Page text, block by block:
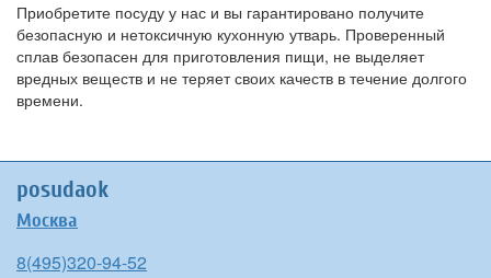
Приобретите посуду у нас и вы гарантировано получите
безопасную и нетоксичную кухонную утварь. Проверенный
сплав безопасен для приготовления пищи, не выделяет
вредных веществ и не теряет своих качеств в течение долгого
времени.
posudaok
Москва
8(495)320-94-52